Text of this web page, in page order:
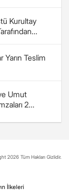
Kurultay
Teslim
Umut
2...
2026 Tüm Hakları Gizlidir.
İlkeleri